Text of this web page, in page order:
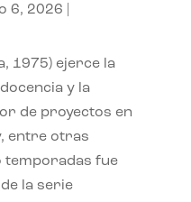
6, 2026
1975) ejerce la
y la
de proyectos en
entre otras
temporadas fue
la serie